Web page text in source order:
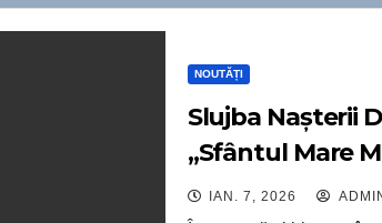
NOUTĂȚI
Slujba Nașterii
„Sfântul Mare
din Soroca
IAN. 7, 2026